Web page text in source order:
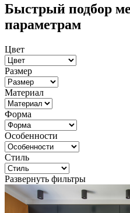
Быстрый подбор
параметрам
Цвет
Размер
Материал
Форма
Особенности
Стиль
Развернуть фильтры